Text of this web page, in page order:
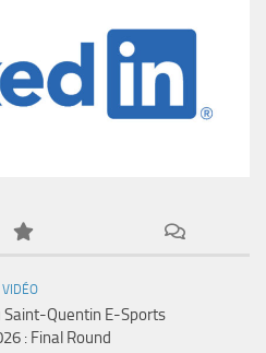
VIDÉO
Quentin E-Sports
: Final Round